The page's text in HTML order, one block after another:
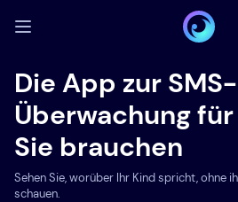
ANMELDEN
Demo
Funktionen
Über uns
Die App zur SMS-
Überwachung
Sie brauchen
Sehen Sie, worüber Ihr Kind spricht, ohne
schauen.